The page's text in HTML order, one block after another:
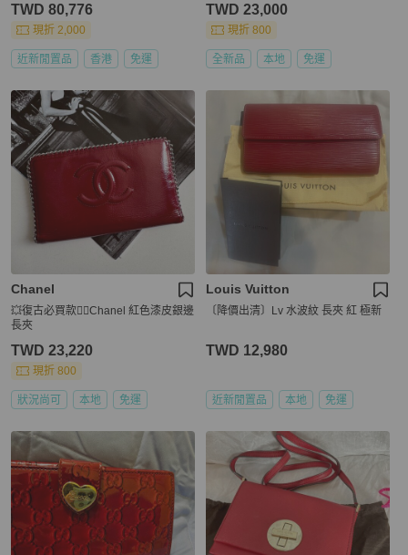
TWD 80,776
現折 2,000
近新閒置品 香港 免運
TWD 23,000
現折 800
全新品 本地 免運
Chanel
💥復古必買款❤️‍🔥Chanel 紅色漆皮銀邊
長夾
TWD 23,220
現折 800
狀況尚可 本地 免運
Louis Vuitton
〔降價出清〕Lv 水波紋 長夾 紅 極新
TWD 12,980
近新閒置品 本地 免運